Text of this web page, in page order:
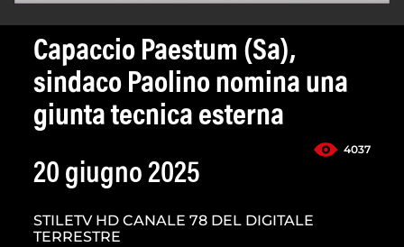
Capaccio Paestum (Sa),
sindaco Paolino nomina una
giunta tecnica esterna
4037
20 giugno 2025
STILETV HD CANALE 78 DEL DIGITALE
TERRESTRE